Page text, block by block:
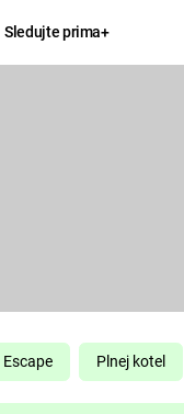
Sledujte prima+
CHUCK
Escape Plnej kotel